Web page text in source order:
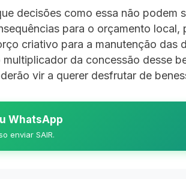
decisões como essa não podem
para o orçamento local,
criativo para a manutenção das
da concessão desse
vir a querer desfrutar de
WhatsApp
enviar SAIR.